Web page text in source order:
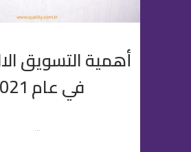
أهمية التسويق
في عام 2021
...